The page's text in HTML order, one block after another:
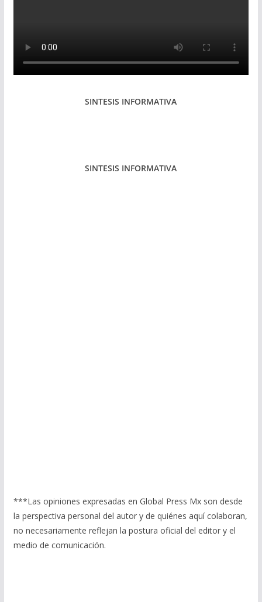
SINTESIS INFORMATIVA
SINTESIS INFORMATIVA
***Las opiniones expresadas en Global Press Mx son desde
la perspectiva personal del autor y de quiénes aquí colaboran,
no necesariamente reflejan la postura oficial del editor y el
medio de comunicación.